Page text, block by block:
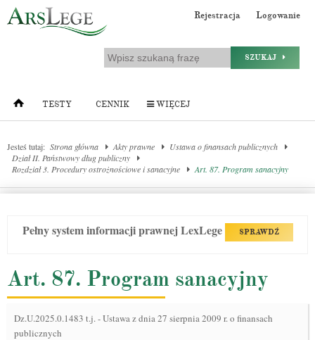
Rejestracja Logowanie
SZUKAJ
TESTY CENNIK WIĘCEJ
Jesteś tutaj: Strona główna Akty prawne
Ustawa o finansach publicznych
Dział II. Państwowy dług publiczny
Rozdział 3. Procedury ostrożnościowe i sanacyjne
Art. 87. Program sanacyjny
Pełny system informacji prawnej LexLege SPRAWDŹ
Art. 87. Program sanacyjny
Dz.U.2025.0.1483 t.j.-Ustawa z dnia 27 sierpnia 2009 r. o finansach
publicznych